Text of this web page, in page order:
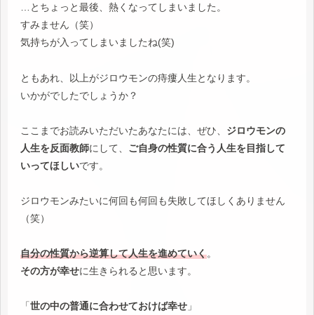
…とちょっと最後、熱くなってしまいました。
すみません（笑）
気持ちが入ってしまいましたね(笑)
ともあれ、以上がジロウモンの痔瘻人生となります。
いかがでしたでしょうか？
ここまでお読みいただいたあなたには、ぜひ、 ジロウモンの
人生を反面教師にして、 ご自身の性質に合う人生を目指して
いってほしいです。
ジロウモンみたいに何回も何回も失敗してほしくありません
（笑）
自分の性質から逆算して人生を進めていく。
その方が幸せに生きられると思います。
「世の中の普通に合わせておけば幸せ 」